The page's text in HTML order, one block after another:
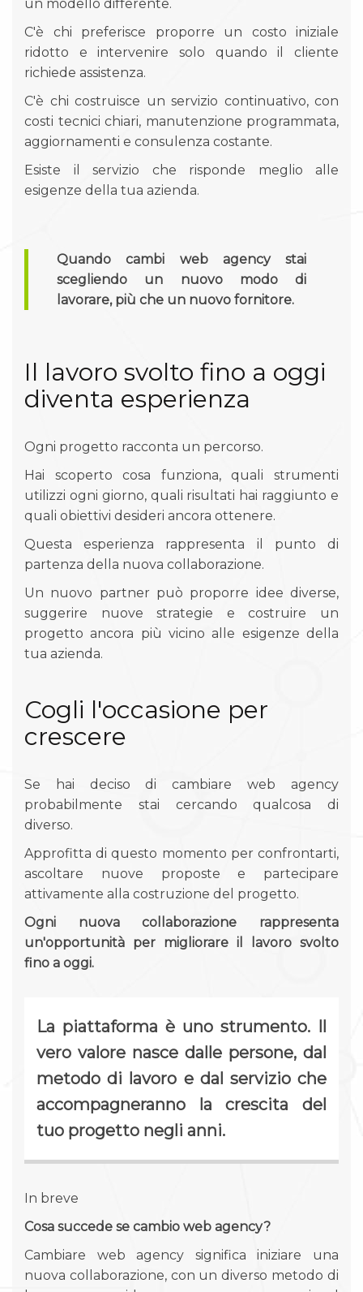
un modello differente.
C'è chi preferisce proporre un costo iniziale
ridotto e intervenire solo quando il cliente
richiede assistenza.
C'è chi costruisce un servizio continuativo, con
costi tecnici chiari, manutenzione programmata,
aggiornamenti e consulenza costante.
Esiste il servizio che risponde meglio alle
esigenze della tua azienda.
Quando cambi web agency stai
scegliendo un nuovo modo di
lavorare, più che un nuovo fornitore.
Il lavoro svolto fino a oggi
diventa esperienza
Ogni progetto racconta un percorso.
Hai scoperto cosa funziona, quali strumenti
utilizzi ogni giorno, quali risultati hai raggiunto e
quali obiettivi desideri ancora ottenere.
Questa esperienza rappresenta il punto di
partenza della nuova collaborazione.
Un nuovo partner può proporre idee diverse,
suggerire nuove strategie e costruire un
progetto ancora più vicino alle esigenze della
tua azienda.
Cogli l'occasione per
crescere
Se hai deciso di cambiare web agency
probabilmente stai cercando qualcosa di
diverso.
Approfitta di questo momento per confrontarti,
ascoltare nuove proposte e partecipare
attivamente alla costruzione del progetto.
Ogni nuova collaborazione rappresenta
un'opportunità per migliorare il lavoro svolto
fino a oggi.
La piattaforma è uno strumento. Il
vero valore nasce dalle persone, dal
metodo di lavoro e dal servizio che
accompagneranno la crescita del
tuo progetto negli anni.
In breve
Cosa succede se cambio web agency?
Cambiare web agency significa iniziare una
nuova collaborazione, con un diverso metodo di